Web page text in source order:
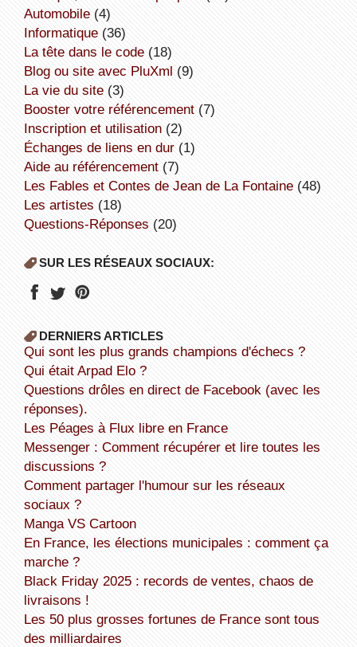
Automobile(4)
informatique(36)
la tête dans le code(18)
Blog ou site avec PluXml (9)
la vie du site(3)
booster votre référencement(7)
inscription et utilisation(2)
échanges de liens en dur(1)
aide au référencement(7)
Les Fables et Contes de Jean de La Fontaine(48)
Les artistes (18)
Questions-Réponses (20)
SUR LES RÉSEAUX SOCIAUX:
DERNIERS ARTICLES
Qui sont les plus grands champions d'échecs ?
Qui était Arpad Elo ?
Questions drôles en direct de Facebook (avec les
réponses).
Les Péages à Flux libre en France
Messenger : Comment récupérer et lire toutes les
discussions ?
Comment partager l'humour sur les réseaux
sociaux ?
Manga VS Cartoon
En France, les élections municipales : comment ça
marche ?
Black Friday 2025 : records de ventes, chaos de
livraisons !
Les 50 plus grosses fortunes de France sont tous
des milliardaires